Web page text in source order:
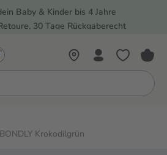
springen
Baby & Kinder bis 4 Jahre
30 Tage Rückgaberecht
Krokodilgrün